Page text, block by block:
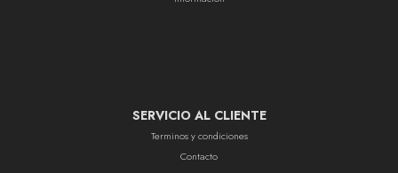
SERVICIO AL CLIENTE
Terminos y condiciones
Contacto